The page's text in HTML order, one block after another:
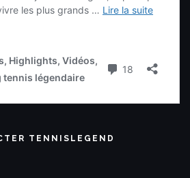
TENNISLEGEND